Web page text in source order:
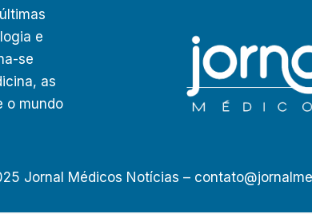
e
se
as
o mundo
Jornal Médicos Notícias –